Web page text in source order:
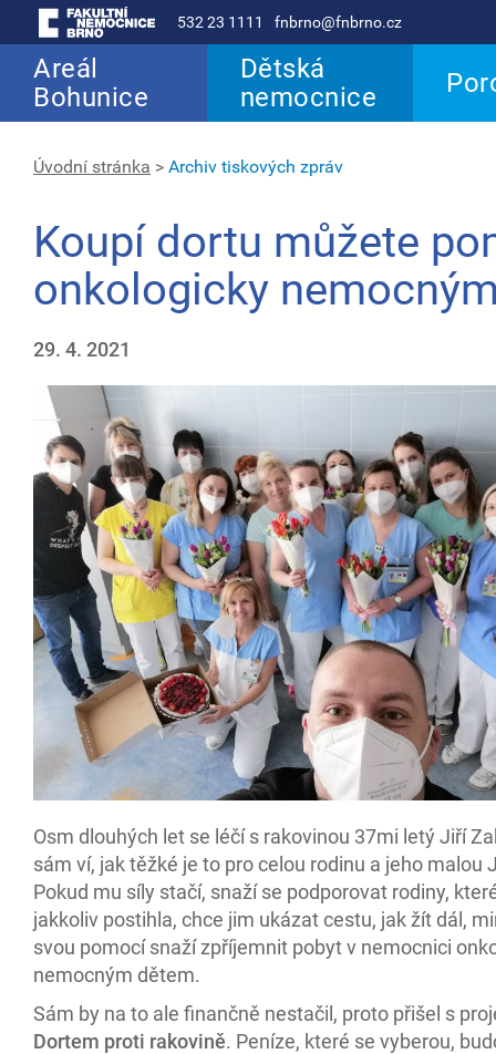
532 23 1111 fnbrno@fnbrno.cz
Areál
Bohunice
Dětská
nemocnice
Úvodní stránka > Archiv tiskových zpráv
Koupí dortu můžete
onkologicky
29. 4. 2021
Osm dlouhých let se léčí s rakovinou 37mi letý Jiří
sám ví, jak těžké je to pro celou rodinu a jeho malou
Pokud mu síly stačí, snaží se podporovat rodiny,
jakkoliv postihla, chce jim ukázat cestu, jak žít dál,
svou pomocí snaží zpříjemnit pobyt v nemocnici
nemocným dětem.
Sám by na to ale finančně nestačil, proto přišel s
Dortem proti rakovině. Peníze, které se vyberou,